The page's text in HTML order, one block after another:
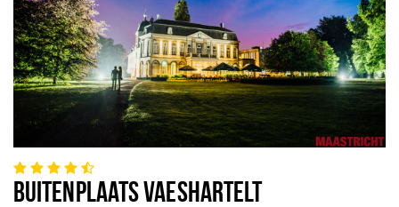
BUITENPLAATS VAESHARTELT